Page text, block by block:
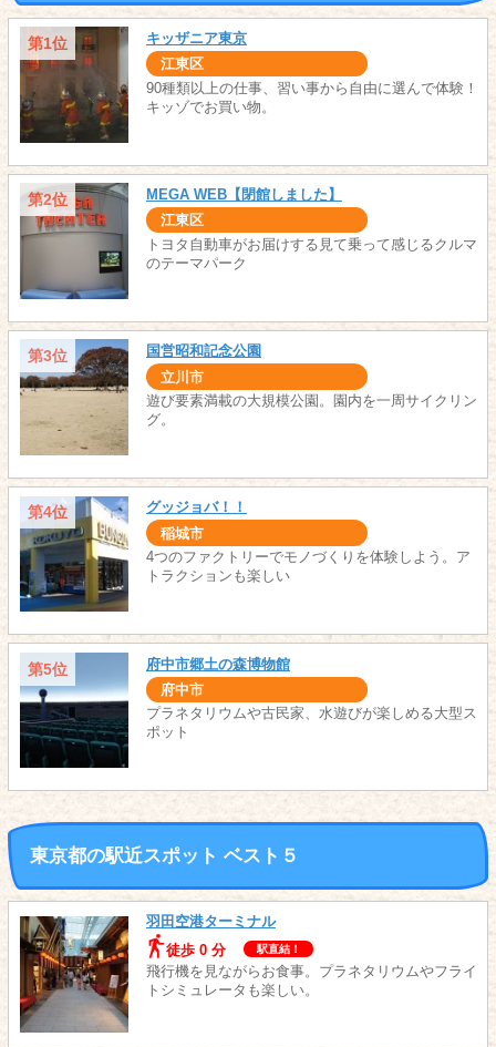
第1位 キッザニア東京
江東区
90種類以上の仕事、習い事から自由に選んで体験！
キッゾでお買い物。
第2位 MEGA WEB【閉館しました】
江東区
トヨタ自動車がお届けする見て乗って感じるクルマ
のテーマパーク
第3位 国営昭和記念公園
立川市
遊び要素満載の大規模公園。園内を一周サイクリン
グ。
第4位 グッジョバ！！
稲城市
4つのファクトリーでモノづくりを体験しよう。ア
トラクションも楽しい
第5位 府中市郷土の森博物館
府中市
プラネタリウムや古民家、水遊びが楽しめる大型ス
ポット
東京都の駅近スポット ベスト５
羽田空港ターミナル
徒歩 0 分
駅直結！
飛行機を見ながらお食事。プラネタリウムやフライ
トシミュレータも楽しい。